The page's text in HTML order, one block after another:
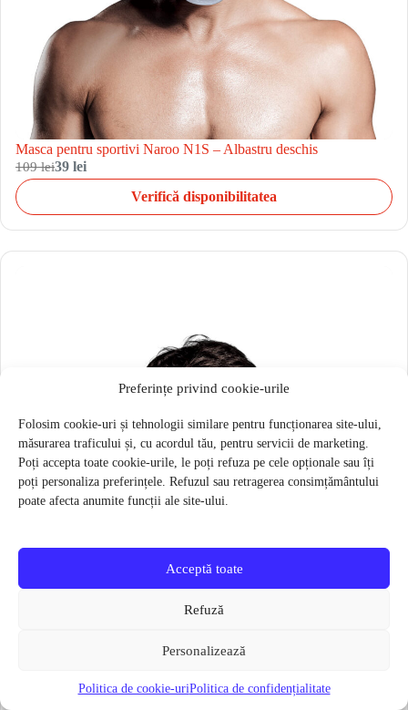
Preferințe privind cookie-urile
Folosim cookie-uri și tehnologii similare pentru funcționarea site-ului,
măsurarea traficului și, cu acordul tău, pentru servicii de marketing.
Poți accepta toate cookie-urile, le poți refuza pe cele opționale sau îți
poți personaliza preferințele. Refuzul sau retragerea consimțământului
poate afecta anumite funcții ale site-ului.
Acceptă toate
Refuză
Personalizează
Politica de cookie-uriPolitica de confidențialitate
Masca pentru sportivi Naroo N1S – Albastru deschis
109 lei39 lei
Verifică disponibilitatea